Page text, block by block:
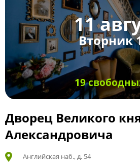
11
Вторник
19
Дворец Великого
Александровича
Английская наб., д. 54